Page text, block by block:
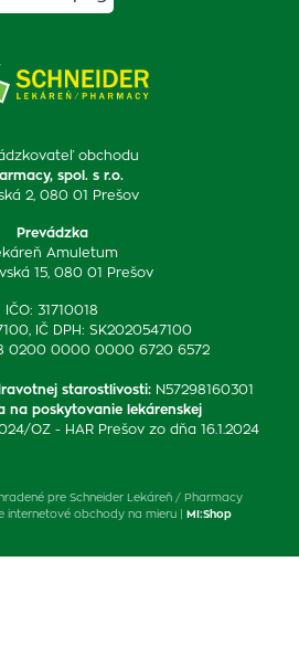
obchodu
spol. s r.o.
2, 080 01 Prešov
Prevádzka
Amuletum
15, 080 01 Prešov
IČO: 31710018
IČ DPH: SK2020547100
0200 0000 0000 6720 6572
starostlivosti: N57298160301
na poskytovanie lekárenskej
OZ - HAR Prešov zo dňa 16.1.2024
pre Schneider Lekáreň / Pharmacy
internetové obchody na mieru | MI:Shop